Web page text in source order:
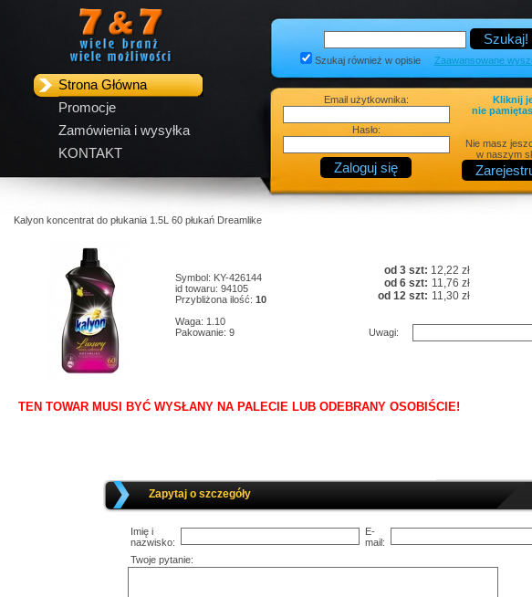
Strona Główna
Promocje
Zamówienia i wysyłka
KONTAKT
Szukaj również w opisie Zaawansowane
Email użytkownika:
Hasło:
Kliknij
nie
Nie masz
w naszym
Kalyon koncentrat do płukania 1.5L 60 płukań Dreamlike
Symbol: KY-426144
id towaru: 94105
Przybliżona ilość: 10
Waga: 1.10
Pakowanie: 9
od 3 szt: 12,22 zł
od 6 szt: 11,76 zł
od 12 szt: 11,30 zł
Uwagi:
TEN TOWAR MUSI BYĆ WYSŁANY NA PALECIE LUB ODEBRANY OSOBIŚCIE!
Zapytaj o szczegóły
Imię i
nazwisko:
E-
mail:
Twoje pytanie: